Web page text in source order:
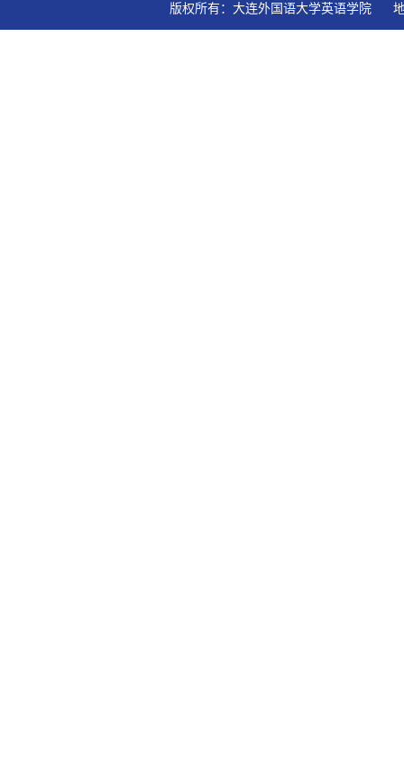
版权所有：大连外国语大学英语学院